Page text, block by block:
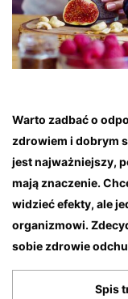
Warto zadbać o
zdrowiem i dobrym
jest najważniejszy,
mają znaczenie.
widzieć efekty, ale
organizmowi.
sobie zdrowie
Spis